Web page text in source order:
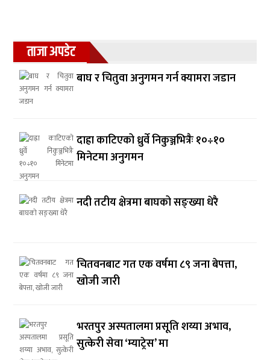
ताजा अपडेट
बाघ र चितुवा अनुगमन गर्न क्यामरा जडान
दाह्रा काटिएको ध्रुर्वे निकुञ्जभित्रैः १०÷१०
मिनेटमा अनुगमन
नदी तटीय क्षेत्रमा बाघको सङ्ख्या धेरै
चितवनबाट गत एक वर्षमा ८९ जना बेपत्ता,
खोजी जारी
भरतपुर अस्पतालमा प्रसूति शय्या अभाव,
सुत्केरी सेवा ‘म्याट्रेस’ मा